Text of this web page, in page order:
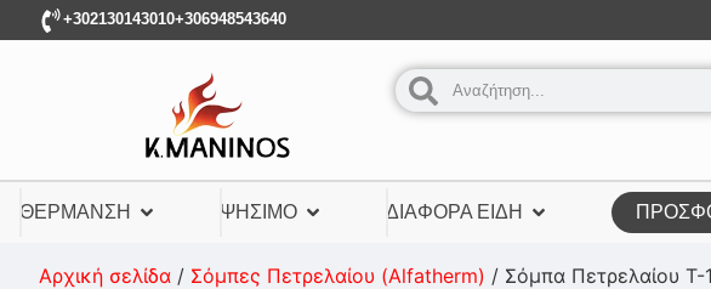
+302130143010+306948543640
ΘΈΡΜΑΝΣΗ ΨΉΣΙΜΟ ΔΙΆΦΟΡΑ ΕΊΔΗ
Αρχική σελίδα / Σόμπες Πετρελαίου (Alfatherm) / Σόμπα Πετρελαίου